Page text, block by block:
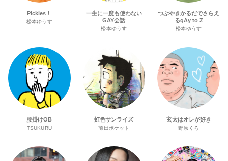
Pickles！
松本ゆうす
一生に一度も使わない
GAY会話
松本ゆうす
つぶやきかるだでさらえ
るgAy to Z
松本ゆうす
腰掛けOB
TSUKURU
虹色サンライズ
前田ポケット
玄太はオレが好き
野原くろ